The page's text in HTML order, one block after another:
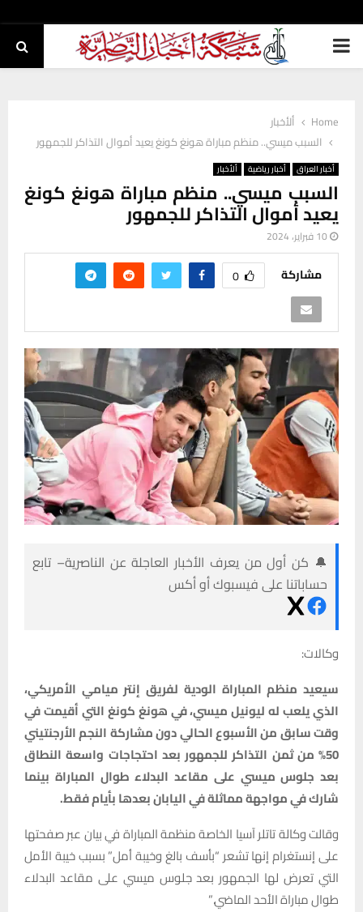
PRIMARY
Home
ألأخبار
السبب ميسي.. منظم مباراة هونغ كونغ يعيد أموال التذاكر للجمهور
أخبار العراق أخبار رياضية ألأخبار
السبب ميسي.. منظم مباراة هونغ كونغ
يعيد أموال التذاكر للجمهور
10 فبراير، 2024
مشاركة 0
🔔 كن أول من يعرف الأخبار العاجلة عن الناصرية– تابع
حساباتنا على فيسبوك أو أكس
وكالات:
سيعيد منظم المباراة الودية لفريق إنتر ميامي الأمريكي،
الذي يلعب له ليونيل ميسي، في هونغ كونغ التي أقيمت في
وقت سابق من الأسبوع الحالي دون مشاركة النجم الأرجنتيني
50% من ثمن التذاكر للجمهور بعد احتجاجات واسعة النطاق
بعد جلوس ميسي على مقاعد البدلاء طوال المباراة بينما
شارك في مواجهة مماثلة في اليابان بعدها بأيام فقط.
وقالت وكالة تاتلر آسيا الخاصة منظمة المباراة في بيان عبر صفحتها
على إنستغرام إنها تشعر “بأسف بالغ وخيبة أمل” بسبب خيبة الأمل
التي تعرض لها الجمهور بعد جلوس ميسي على مقاعد البدلاء
طوال مباراة الأحد الماضي.”